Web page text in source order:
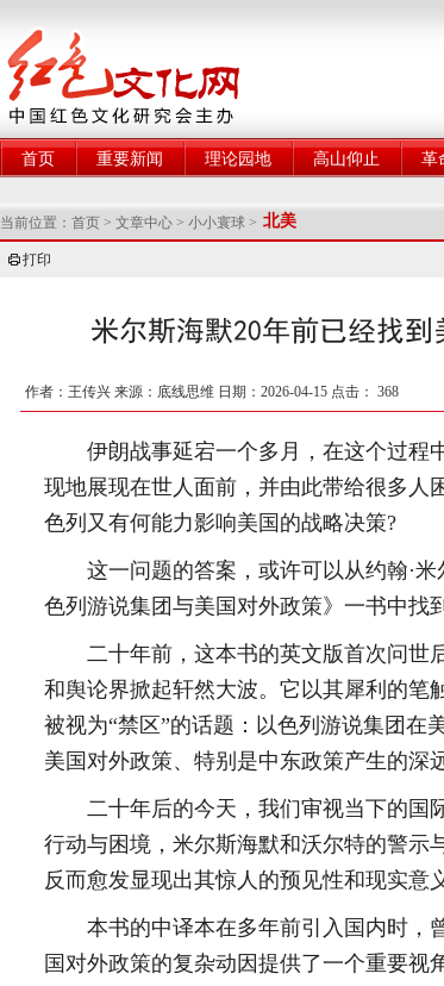
首页 重要新闻 理论园地 高山仰止 革
当前位置：首页 >文章中心 >小小寰球 > 北美
打印
米尔斯海默20年前已经找
作者：王传兴 来源：底线思维 日期：2026-04-15 点击：368
伊朗战事延宕一个多月，在这个过程
现地展现在世人面前，并由此带给很多人
色列又有何能力影响美国的战略决策?
这一问题的答案，或许可以从约翰·
色列游说集团与美国对外政策》一书中找
二十年前，这本书的英文版首次问世
和舆论界掀起轩然大波。它以其犀利的笔
被视为“禁区”的话题：以色列游说集团在
美国对外政策、特别是中东政策产生的深
二十年后的今天，我们审视当下的国
行动与困境，米尔斯海默和沃尔特的警示
反而愈发显现出其惊人的预见性和现实意
本书的中译本在多年前引入国内时，
国对外政策的复杂动因提供了一个重要视